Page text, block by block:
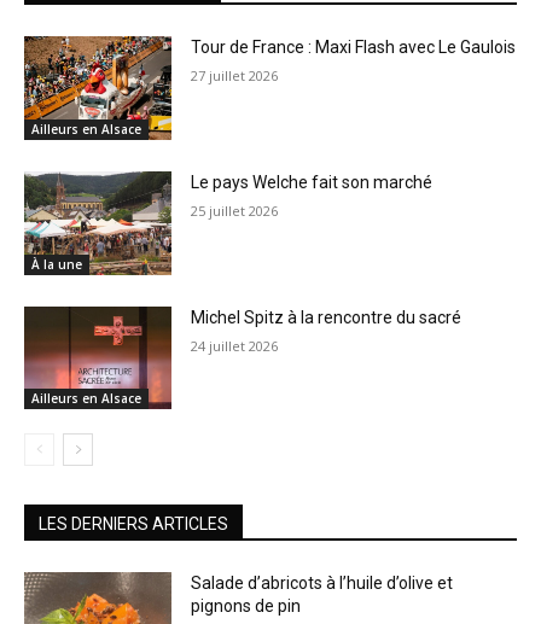
Ailleurs en Alsace
Tour de France : Maxi Flash avec Le Gaulois
27 juillet 2026
À la une
Le pays Welche fait son marché
25 juillet 2026
Ailleurs en Alsace
Michel Spitz à la rencontre du sacré
24 juillet 2026
LES DERNIERS ARTICLES
Salade d’abricots à l’huile d’olive et
pignons de pin